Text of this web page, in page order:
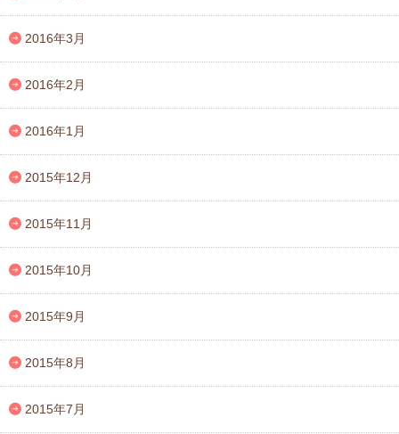
2016年3月
2016年2月
2016年1月
2015年12月
2015年11月
2015年10月
2015年9月
2015年8月
2015年7月